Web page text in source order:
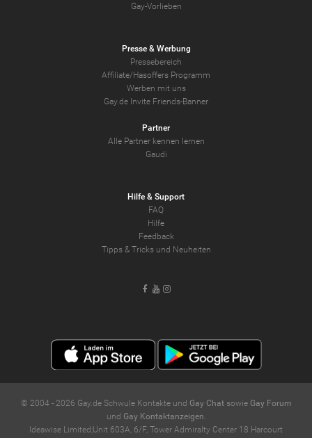
Gay-Vorlieben
Presse & Werbung
Pressebereich
Affiliate/Hasoffers Programm
Werben mit uns
Gay.de Invite Friends-Banner
Partner
Alle Partner kennen lernen
Gaudi
Hilfe & Support
FAQ
Hilfe
Feedback
Tipps & Tricks und Neuheiten
Facebook
YoutubeInstagram
© 2004 - 2026 Gay.de Schwule Kontakte und Gay Chatsowie Gay Forum
und Gay Kontaktanzeigen.
Ideawise Limited;Unit 603A, 6/F, Tower Admiralty Center 18 Harcourt